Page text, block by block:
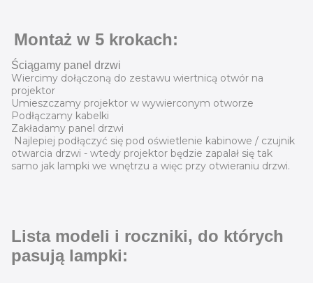
Montaż w 5 krokach:
Ściągamy panel drzwi
Wiercimy dołączoną do zestawu wiertnicą otwór na
projektor
Umieszczamy projektor w wywierconym otworze
Podłączamy kabelki
Zakładamy panel drzwi
Najlepiej podłączyć się pod oświetlenie kabinowe / czujnik
otwarcia drzwi - wtedy projektor będzie zapalał się tak
samo jak lampki we wnętrzu a więc przy otwieraniu drzwi.
Lista modeli i roczniki, do których
pasują lampki: